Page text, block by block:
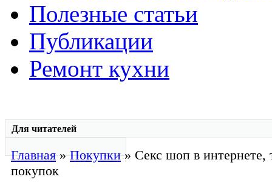
Полезные статьи
Публикации
Ремонт кухни
Для читателей
Главная»Покупки» Секс шоп в интернете,
покупок